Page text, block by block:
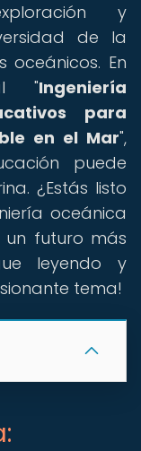
y
de la
oceánicos. En
"Ingeniería
para
en el Mar",
puede
¿Estás listo
oceánica
futuro más
leyendo y
tema!